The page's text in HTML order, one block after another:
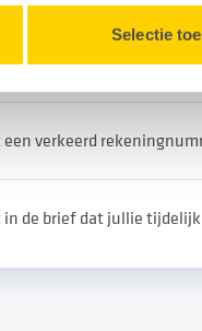
Selectie
hebben een brief
maar ik niet.
een verkeerd
in de brief dat jullie